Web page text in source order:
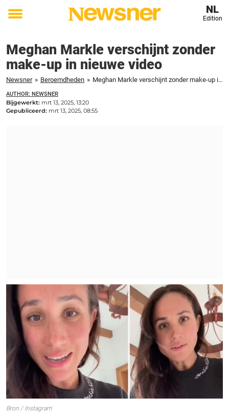
Toggle
NL
Edition
Meghan Markle verschijnt zonder
make-up in nieuwe video
Newsner » Beroemdheden » Meghan Markle verschijnt zonder make-up in nieuwe video
AUTHOR: NEWSNER
Bijgewerkt: mrt 13, 2025, 13:20
Gepubliceerd: mrt 13, 2025, 08:55
Bron / Instagram